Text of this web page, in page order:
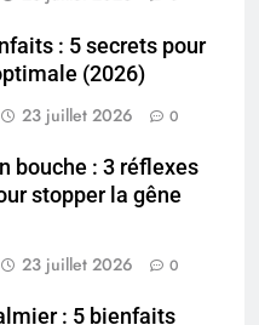
: 5 secrets pour
(2026)
23 juillet 2026 0
bouche : 3 réflexes
stopper la gêne
23 juillet 2026 0
: 5 bienfaits